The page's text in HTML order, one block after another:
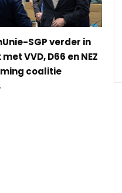
SGP verder in
VVD, D66 en NEZ
coalitie